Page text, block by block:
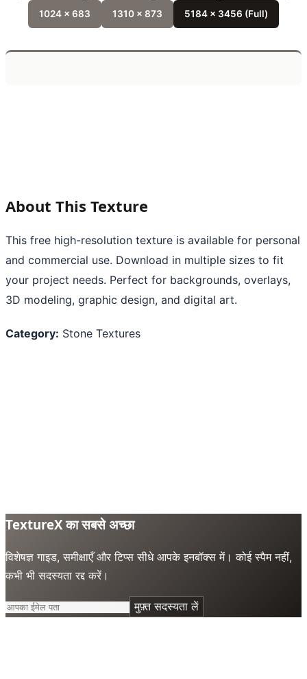
1024 x 683 1310 x 873 5184 x 3456 (Full)
About This Texture
This free high-resolution texture is available for personal
and commercial use. Download in multiple sizes to fit
your project needs. Perfect for backgrounds, overlays,
3D modeling, graphic design, and digital art.
Category: Stone Textures
TextureX का सबसे अच्छा
विशेषज्ञ गाइड, समीक्षाएँ और टिप्स सीधे आपके इनबॉक्स में। कोई स्पैम नहीं,
कभी भी सदस्यता रद्द करें।
मुफ़्त सदस्यता लें